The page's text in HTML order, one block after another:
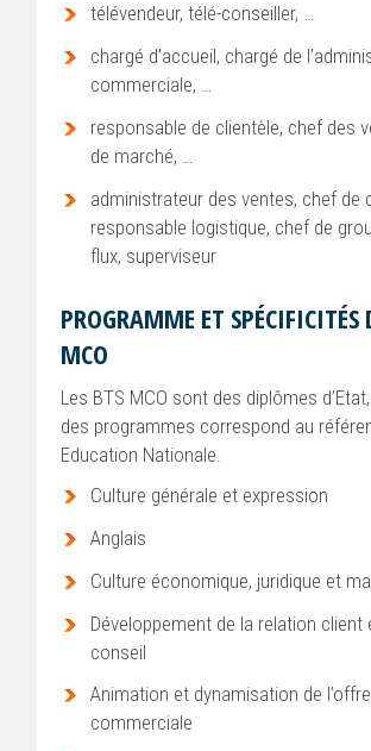
télévendeur, télé-conseiller, …
chargé d’accueil, chargé de
commerciale, …
responsable de clientèle, chef des
de marché, …
administrateur des ventes, chef de
responsable logistique, chef de
flux, superviseur
PROGRAMME ET SPÉCIFICITÉS
MCO
Les BTS MCO sont des diplômes
des programmes correspond au
Education Nationale.
Culture générale et expression
Anglais
Culture économique, juridique et
Développement de la relation client
conseil
Animation et dynamisation de l’offre
commerciale